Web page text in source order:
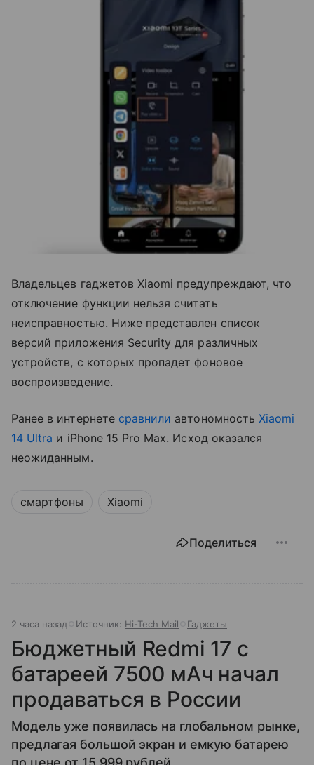
Владельцев гаджетов Xiaomi предупреждают, что
отключение функции нельзя считать
неисправностью. Ниже представлен список
версий приложения Security для различных
устройств, с которых пропадет фоновое
воспроизведение.
Ранее в интернете сравнили автономность Xiaomi
14 Ultra и iPhone 15 Pro Max. Исход оказался
неожиданным.
смартфоны Xiaomi
Поделиться
2 часа назад Источник: Hi-Tech Mail Гаджеты
Бюджетный Redmi 17 с
батареей 7500 мАч начал
продаваться в России
Модель уже появилась на глобальном рынке,
предлагая большой экран и емкую батарею